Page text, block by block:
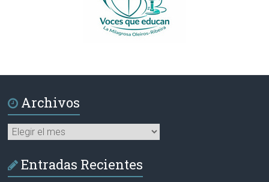
Archivos
Archivos
Entradas Recientes